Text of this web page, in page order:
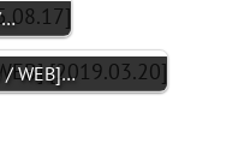
…
/ WEB]…